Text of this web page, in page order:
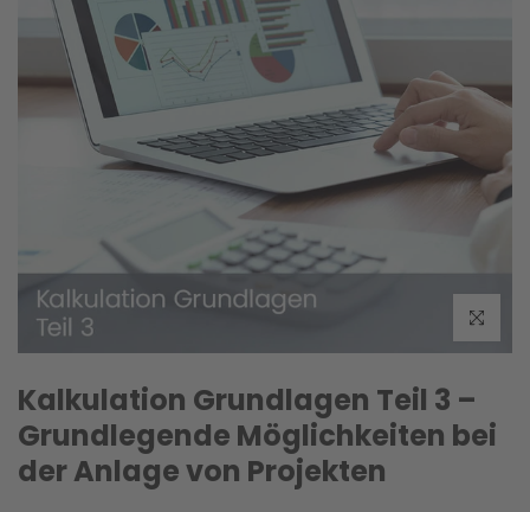
Klicken
Kalkulation Grundlagen Teil 3 –
Grundlegende Möglichkeiten bei
der Anlage von Projekten